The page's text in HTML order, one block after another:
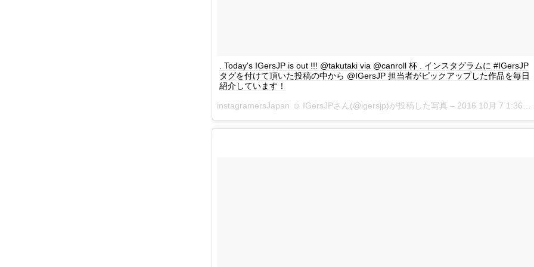
. Today's IGersJP is out !!! @takutaki via @canroll 杯 . インスタグラムに #IGersJP
タグを付けて頂いた投稿の中から @IGersJP 担当者がピックアップした作品を毎日
紹介しています！
instagramersJapan ☺︎ IGersJPさん(@igersjp)が投稿した写真 – 2016 10月 7 1:36午前 PDT